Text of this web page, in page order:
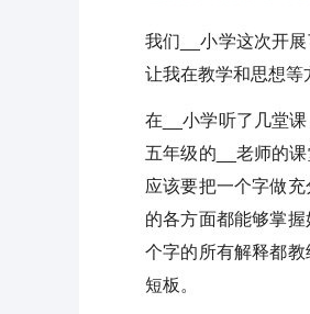
我们__小学这次开
让我在教学和思想等
在__小学听了几堂
五年级的__老师的
应该要把一个字做
的各方面都能够掌
个字的所有解释都
短板。
安全生产心得体会16篇